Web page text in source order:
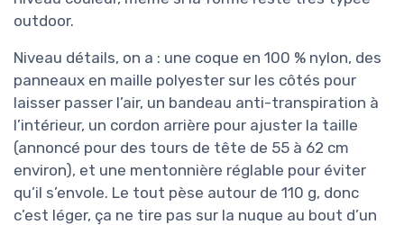
outdoor.
Niveau détails, on a : une coque en 100 % nylon, des
panneaux en maille polyester sur les côtés pour
laisser passer l’air, un bandeau anti-transpiration à
l’intérieur, un cordon arrière pour ajuster la taille
(annoncé pour des tours de tête de 55 à 62 cm
environ), et une mentonnière réglable pour éviter
qu’il s’envole. Le tout pèse autour de 110 g, donc
c’est léger, ça ne tire pas sur la nuque au bout d’un